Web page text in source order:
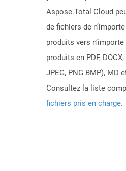
Aspose.Total Cloud
de fichiers de
produits vers
produits en PDF,
JPEG, PNG BMP), MD
Consultez la liste
fichiers pris en charge.